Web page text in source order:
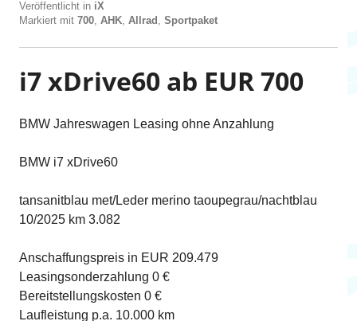
Veröffentlicht in iX
Markiert mit 700, AHK, Allrad , Sportpaket
i7 xDrive60 ab EUR 700
BMW Jahreswagen Leasing ohne Anzahlung
BMW i7 xDrive60
tansanitblau met/Leder merino taoupegrau/nachtblau
10/2025 km 3.082
Anschaffungspreis in EUR 209.479
Leasingsonderzahlung 0 €
Bereitstellungskosten 0 €
Laufleistung p.a. 10.000 km